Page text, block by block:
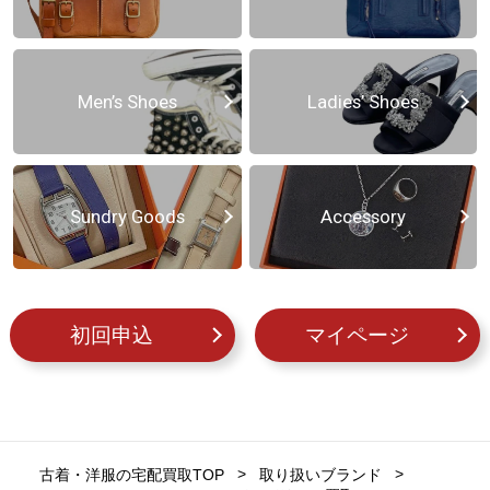
Men’s Shoes Ladies’ Shoes
Sundry Goods Accessory
初回申込 マイページ
古着・洋服の宅配買取TOP
取り扱いブランド